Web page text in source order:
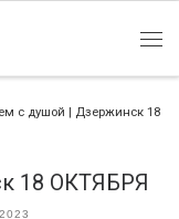
с душой | Дзержинск 18
18 ОКТЯБРЯ